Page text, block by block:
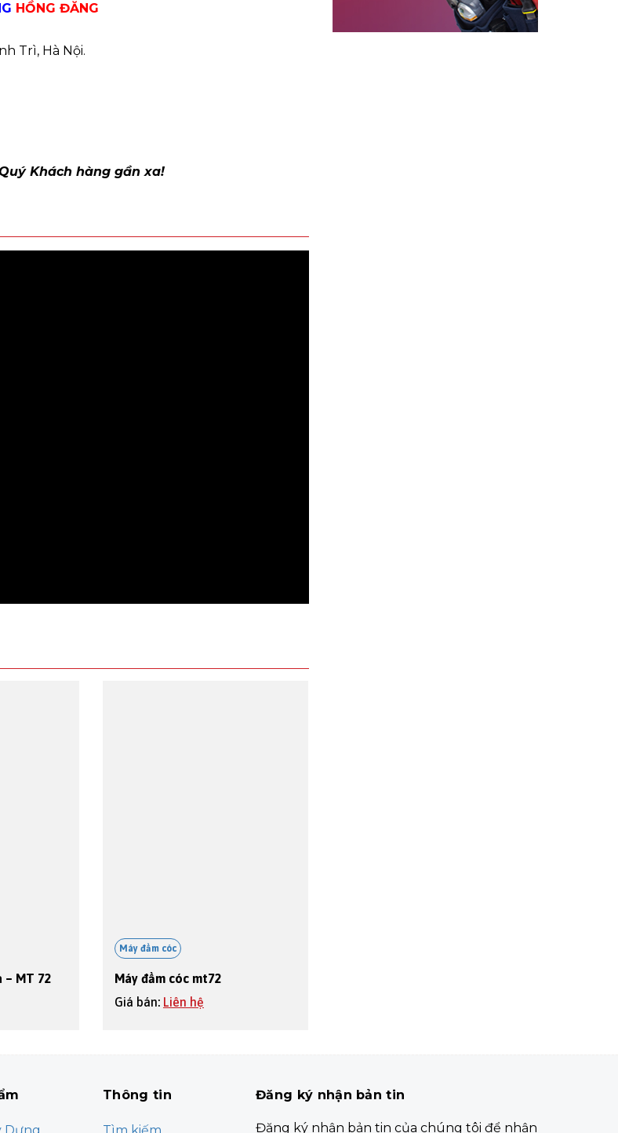
HỒNG ĐĂNG
Trì, Hà Nội.
Khách hàng gần xa!
– MT 72
Máy đầm cóc
Máy đầm cóc mt72
Giá bán: Liên hệ
Thông tin Đăng ký nhận bản tin
Đăng ký nhận bản tin của chúng tôi để nhận